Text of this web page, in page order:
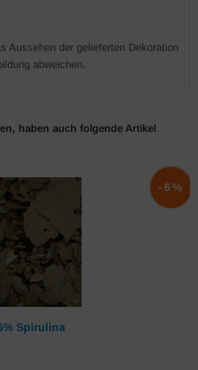
Aussehen der gelieferten Dekoration
abweichen.
haben auch folgende Artikel
Spirulina
-6%